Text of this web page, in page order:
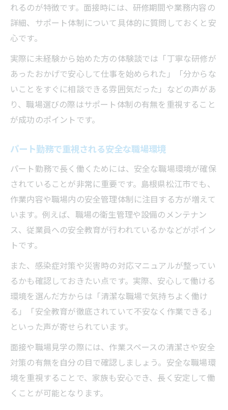
れるのが特徴です。面接時には、研修期間や業務内容の
詳細、サポート体制について具体的に質問しておくと安
心です。
実際に未経験から始めた方の体験談では「丁寧な研修が
あったおかげで安心して仕事を始められた」「分からな
いことをすぐに相談できる雰囲気だった」などの声があ
り、職場選びの際はサポート体制の有無を重視すること
が成功のポイントです。
パート勤務で重視される安全な職場環境
パート勤務で長く働くためには、安全な職場環境が確保
されていることが非常に重要です。島根県松江市でも、
作業内容や職場内の安全管理体制に注目する方が増えて
います。例えば、職場の衛生管理や設備のメンテナン
ス、従業員への安全教育が行われているかなどがポイン
トです。
また、感染症対策や災害時の対応マニュアルが整ってい
るかも確認しておきたい点です。実際、安心して働ける
環境を選んだ方からは「清潔な職場で気持ちよく働け
る」「安全教育が徹底されていて不安なく作業できる」
といった声が寄せられています。
面接や職場見学の際には、作業スペースの清潔さや安全
対策の有無を自分の目で確認しましょう。安全な職場環
境を重視することで、家族も安心でき、長く安定して働
くことが可能となります。